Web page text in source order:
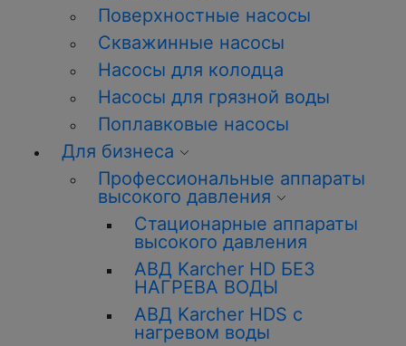
Поверхностные насосы
Скважинные насосы
Насосы для колодца
Насосы для грязной воды
Поплавковые насосы
Для бизнеса
Профессиональные аппараты
высокого давления
Стационарные аппараты
высокого давления
АВД Karcher HD БЕЗ
НАГРЕВА ВОДЫ
АВД Karcher HDS с
нагревом воды